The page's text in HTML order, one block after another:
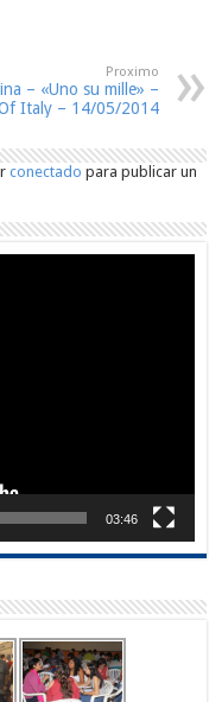
Proximo
– «Uno su mille» –
Italy – 14/05/2014
conectado para publicar un
03:46